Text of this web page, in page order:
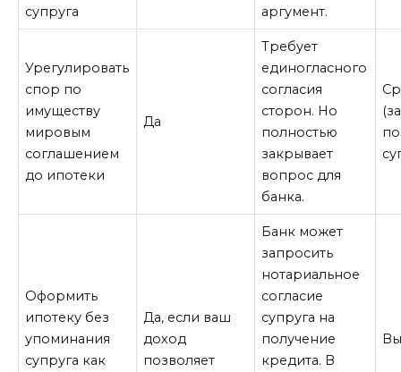
супруга
аргумент.
Урегулировать
спор по
имуществу
мировым
соглашением
до ипотеки
Да
Требует
единогласного
согласия
сторон. Но
полностью
закрывает
вопрос для
банка.
Оформить
ипотеку без
упоминания
супруга как
Да, если ваш
доход
позволяет
Банк может
запросить
нотариальное
согласие
супруга на
получение
кредита. В